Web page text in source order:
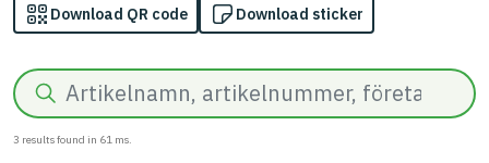
Download QR code Download sticker
Search
3 results found in 61 ms.